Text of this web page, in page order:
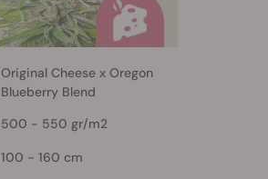
Original Cheese x Oregon
Blueberry Blend
500 - 550 gr/m2
100 - 160 cm